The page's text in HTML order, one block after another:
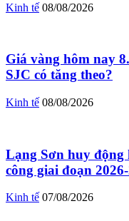
Kinh tế 08/08/2026
Giá vàng hôm nay
SJC có tăng theo?
Kinh tế 08/08/2026
Lạng Sơn huy động
công giai đoạn
Kinh tế 07/08/2026